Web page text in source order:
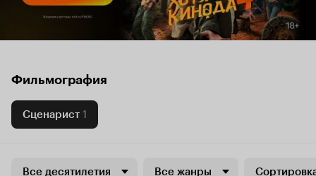
Фильмография
Сценарист 1
Все десятилетия Все жанры